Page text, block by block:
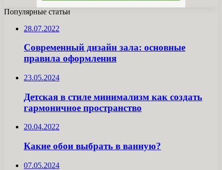
Популярные статьи
28.07.2022
Современный дизайн зала: основные
правила оформления
23.05.2024
Детская в стиле минимализм как создать
гармоничное пространство
20.04.2022
Какие обои выбрать в ванную?
07.05.2024